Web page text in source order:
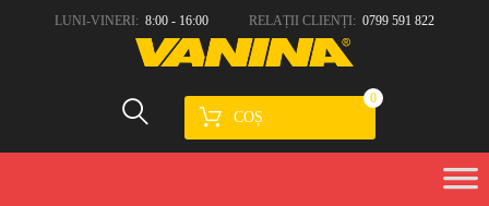
LUNI-VINERI: 8:00 - 16:00 RELAȚII CLIENȚI: 0799 591 822
COȘ
0